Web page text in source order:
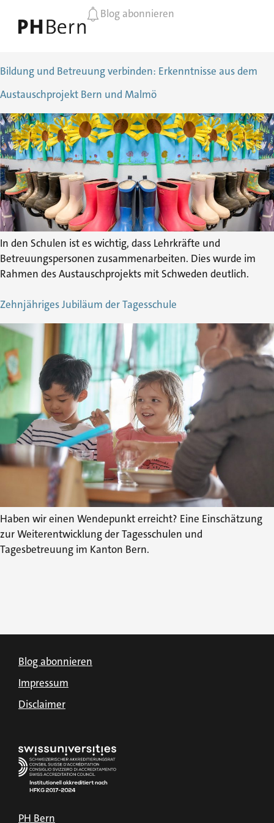
Blog abonnieren
Bildung und Betreuung verbinden: Erkenntnisse aus dem
Austauschprojekt Bern und Malmö
In den Schulen ist es wichtig, dass Lehrkräfte und
Betreuungspersonen zusammenarbeiten. Dies wurde im
Rahmen des Austauschprojekts mit Schweden deutlich.
Zehnjähriges Jubiläum der Tagesschule
Haben wir einen Wendepunkt erreicht? Eine Einschätzung
zur Weiterentwicklung der Tagesschulen und
Tagesbetreuung im Kanton Bern.
Blog abonnieren
Impressum
Disclaimer
PH Bern